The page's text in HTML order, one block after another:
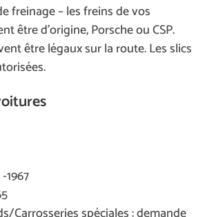
freinage – les freins de vos
être d’origine, Porsche ou CSP.
être légaux sur la route. Les slics
1967